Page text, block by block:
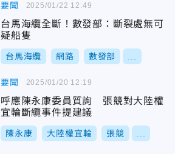
要聞
台馬海纜全斷！數發部：斷裂處無可
疑船隻
台馬海纜 網路 數發部
2025/01/22 12:49
要聞
呼應陳永康委員質詢 張競對大陸權
宜輪斷纜事件提建議
陳永康 大陸權宜輪 張競
2025/01/20 12:19